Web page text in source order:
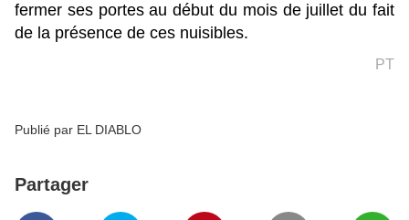
fermer ses portes au début du mois de juillet du fait
de la présence de ces nuisibles.
PT
Publié par EL DIABLO
Partager